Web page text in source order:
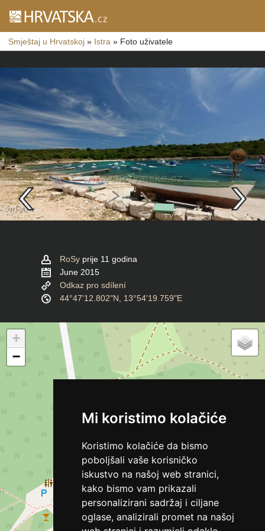
Mi koristimo kolačiće
Koristimo kolačiće da bismo
poboljšali vaše korisničko
iskustvo na našoj web stranici,
kako bismo vam prikazali
personalizirani sadržaj i ciljane
oglase, analizirali promet na našoj
Smještaj u Hrvatskoj » Istra » Foto uživatele
RoSy prije 11 godina
June 2015
Odkaz pro sdílení
44°47'12.802"N, 13°54'19.759"E
+
−